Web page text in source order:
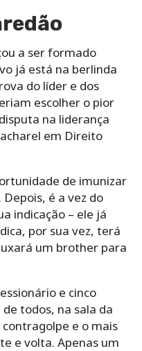
a ser formado
já está na berlinda
do líder e dos
escolher o pior
na liderança
em Direito
de imunizar
é a vez do
indicação – ele já
por sua vez, terá
um brother para
e cinco
todos, na sala da
contragolpe e o mais
e volta. Apenas um